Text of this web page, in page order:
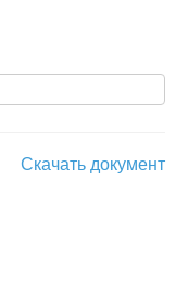
Скачать документ